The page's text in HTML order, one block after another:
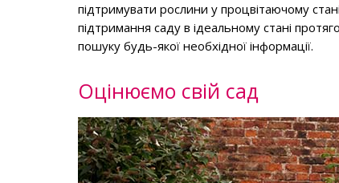
підтримувати рослини у процвітаючому
підтримання саду в ідеальному стані
пошуку будь-якої необхідної інформації.
Оцінюємо свій сад